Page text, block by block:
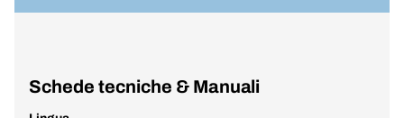
Schede tecniche & Manuali